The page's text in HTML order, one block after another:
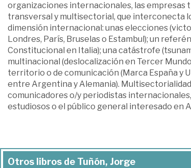
organizaciones internacionales, las empresas
transversal y multisectorial, que interconecta
dimensión internacional: unas elecciones
Londres, París, Bruselas o Estambul); un
Constitucional en Italia); una catástrofe
multinacional (deslocalización en Tercer
territorio o de comunicación (Marca España y
entre Argentina y Alemania).
comunicadores o/y periodistas
estudiosos o el público general interesado en
Otros libros de Tuñón, Jorge